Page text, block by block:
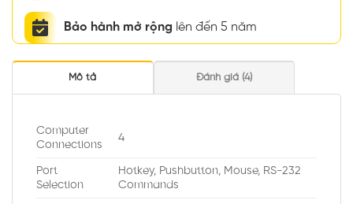
Bảo hành mở rộng lên đến 5 năm
Mô tả Đánh giá (4)
Computer
Connections
4
Port
Selection
Hotkey, Pushbutton, Mouse, RS-232
Commands